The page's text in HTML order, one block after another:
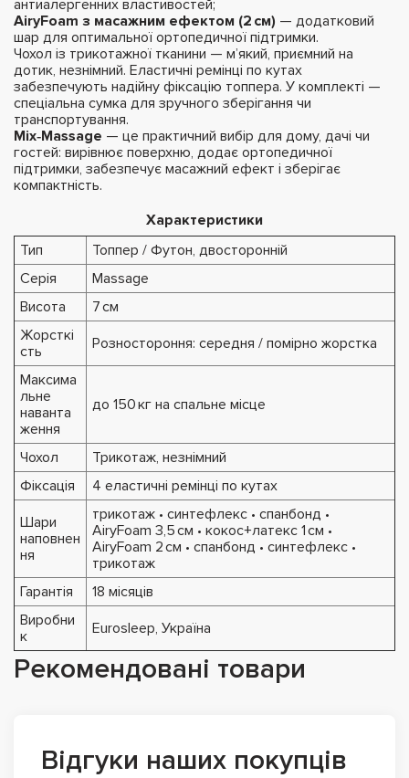
антиалергенних властивостей;
AiryFoam з масажним ефектом (2 см) — додатковий
шар для оптимальної ортопедичної підтримки.
Чохол із трикотажної тканини — м’який, приємний на
дотик, незнімний. Еластичні ремінці по кутах
забезпечують надійну фіксацію топпера. У комплекті —
спеціальна сумка для зручного зберігання чи
транспортування.
Mix‑Massage — це практичний вибір для дому, дачі чи
гостей: вирівнює поверхню, додає ортопедичної
підтримки, забезпечує масажний ефект і зберігає
компактність.
Характеристики
Тип
Топпер / Футон, двосторонній
Серія
Massage
Висота
7 см
Жорсткі
сть
Розностороння: середня / помірно жорстка
Максима
льне
наванта
ження
до 150 кг на спальне місце
Чохол
Трикотаж, незнімний
Фіксація
4 еластичні ремінці по кутах
Шари
наповнен
ня
трикотаж • синтефлекс • спанбонд •
AiryFoam 3,5 см • кокос+латекс 1 см •
AiryFoam 2 см • спанбонд • синтефлекс •
трикотаж
Гарантія
18 місяців
Виробни
к
Eurosleep, Україна
Рекомендовані товари
Відгуки наших покупців